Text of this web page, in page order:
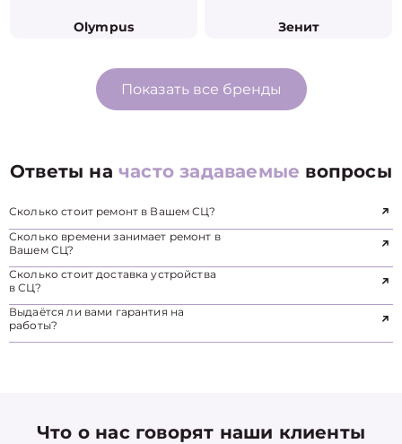
Olympus Зенит
Показать все бренды
Ответы начасто задаваемые вопросы
Сколько стоит ремонт в Вашем СЦ?
Сколько времени занимает ремонт в
Вашем СЦ?
Сколько стоит доставка устройства
в СЦ?
Выдаётся ли вами гарантия на
работы?
Что о нас говорят наши клиенты